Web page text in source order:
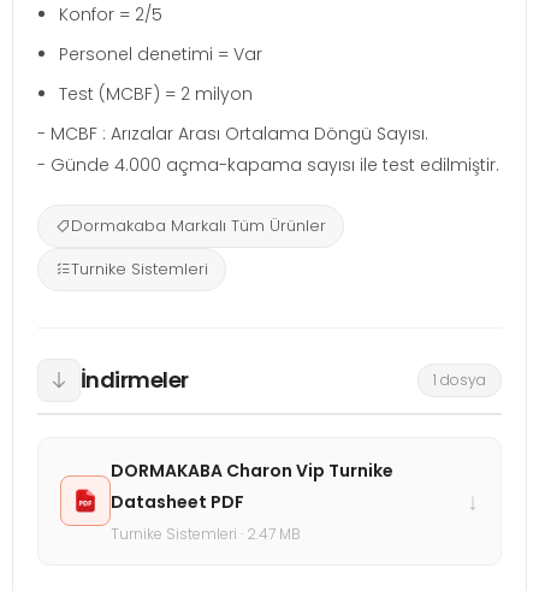
Konfor = 2/5
Personel denetimi = Var
Test (MCBF) = 2 milyon
- MCBF : Arızalar Arası Ortalama Döngü Sayısı.
- Günde 4.000 açma-kapama sayısı ile test edilmiştir.
Dormakaba Markalı Tüm Ürünler
Turnike Sistemleri
İndirmeler 1 dosya
DORMAKABA Charon Vip Turnike
Datasheet PDF
Turnike Sistemleri · 2.47 MB
↓